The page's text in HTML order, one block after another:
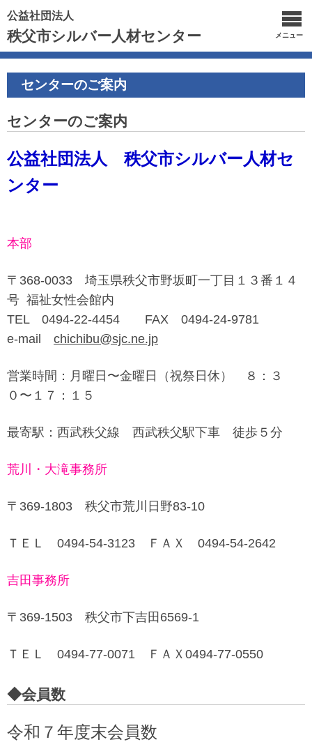
公益社団法人
秩父市シルバー人材センター メニュー
センターのご案内
センターのご案内
公益社団法人 秩父市シルバー人材セ
ンター
本部
〒368-0033 埼玉県秩父市野坂町一丁目１３番１４
号 福祉女性会館内
TEL 0494-22-4454 FAX 0494-24-9781
e-mail chichibu@sjc.ne.jp
営業時間：月曜日〜金曜日（祝祭日休） ８：３
０〜１７：１５
最寄駅：西武秩父線 西武秩父駅下車 徒歩５分
荒川・大滝事務所
〒369-1803 秩父市荒川日野83-10
ＴＥＬ 0494-54-3123 ＦＡＸ 0494-54-2642
吉田事務所
〒369-1503 秩父市下吉田6569-1
ＴＥＬ 0494-77-0071 ＦＡＸ0494-77-0550
◆会員数
令和７ 年度末会員数